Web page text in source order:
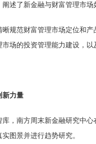
阐述了新金融与财富管理市场
规范财富管理市场定位和
市场的投资管理能力建设，以
新力量
库，南方周末新金融研究中心
图景并进行趋势研究。